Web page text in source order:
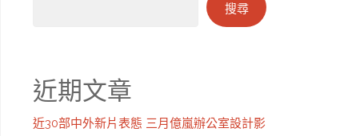
搜尋
近期文章
近30部中外新片表態 三月億嵐辦公室設計影